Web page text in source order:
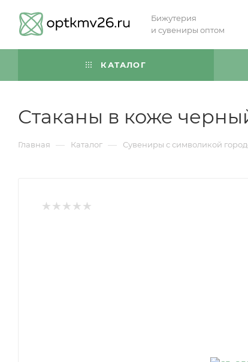
Бижутерия
и сувениры оптом
КАТАЛОГ
Стаканы в коже
Главная — Каталог — Сувениры с символикой